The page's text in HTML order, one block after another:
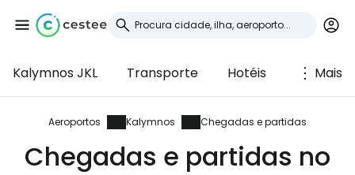
Kalymnos JKL Transporte Hotéis Mais
Aeroportos Kalymnos Chegadas e partidas
Chegadas e partidas no
Iniciar sessão no
Cestee
... a comunidade mundial de viajantes